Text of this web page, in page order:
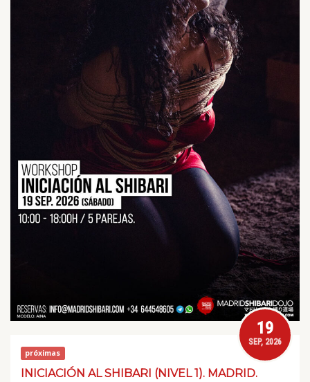
próximas
19
SEP, 2026
INICIACIÓN AL SHIBARI (NIVEL 1). MADRID.